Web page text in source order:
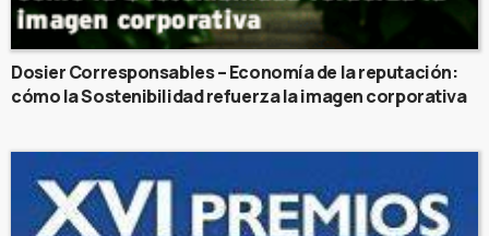
Dosier Corresponsables – Economía de la reputación:
cómo la Sostenibilidad refuerza la imagen corporativa